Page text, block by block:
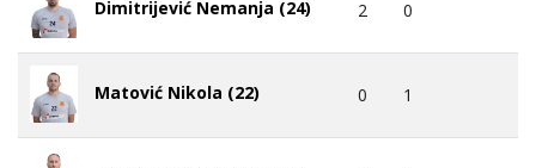
Dimitrijević Nemanja (24) 2 0
Matović Nikola (22) 0 1